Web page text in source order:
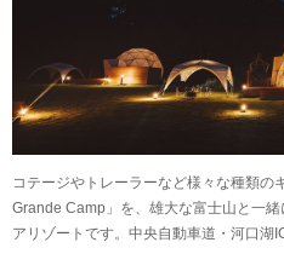
コテージやトレーラーなど様々な種類の
Grande Camp」を、雄大な富士山と一
アリゾートです。中央自動車道・河口湖